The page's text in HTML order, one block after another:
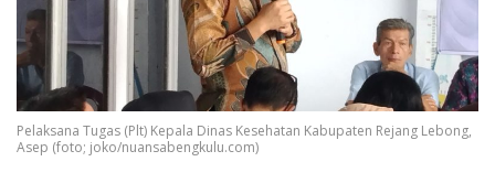
Pelaksana Tugas (Plt) Kepala Dinas Kesehatan Kabupaten Rejang Lebong,
Asep (foto; joko/nuansabengkulu.com)